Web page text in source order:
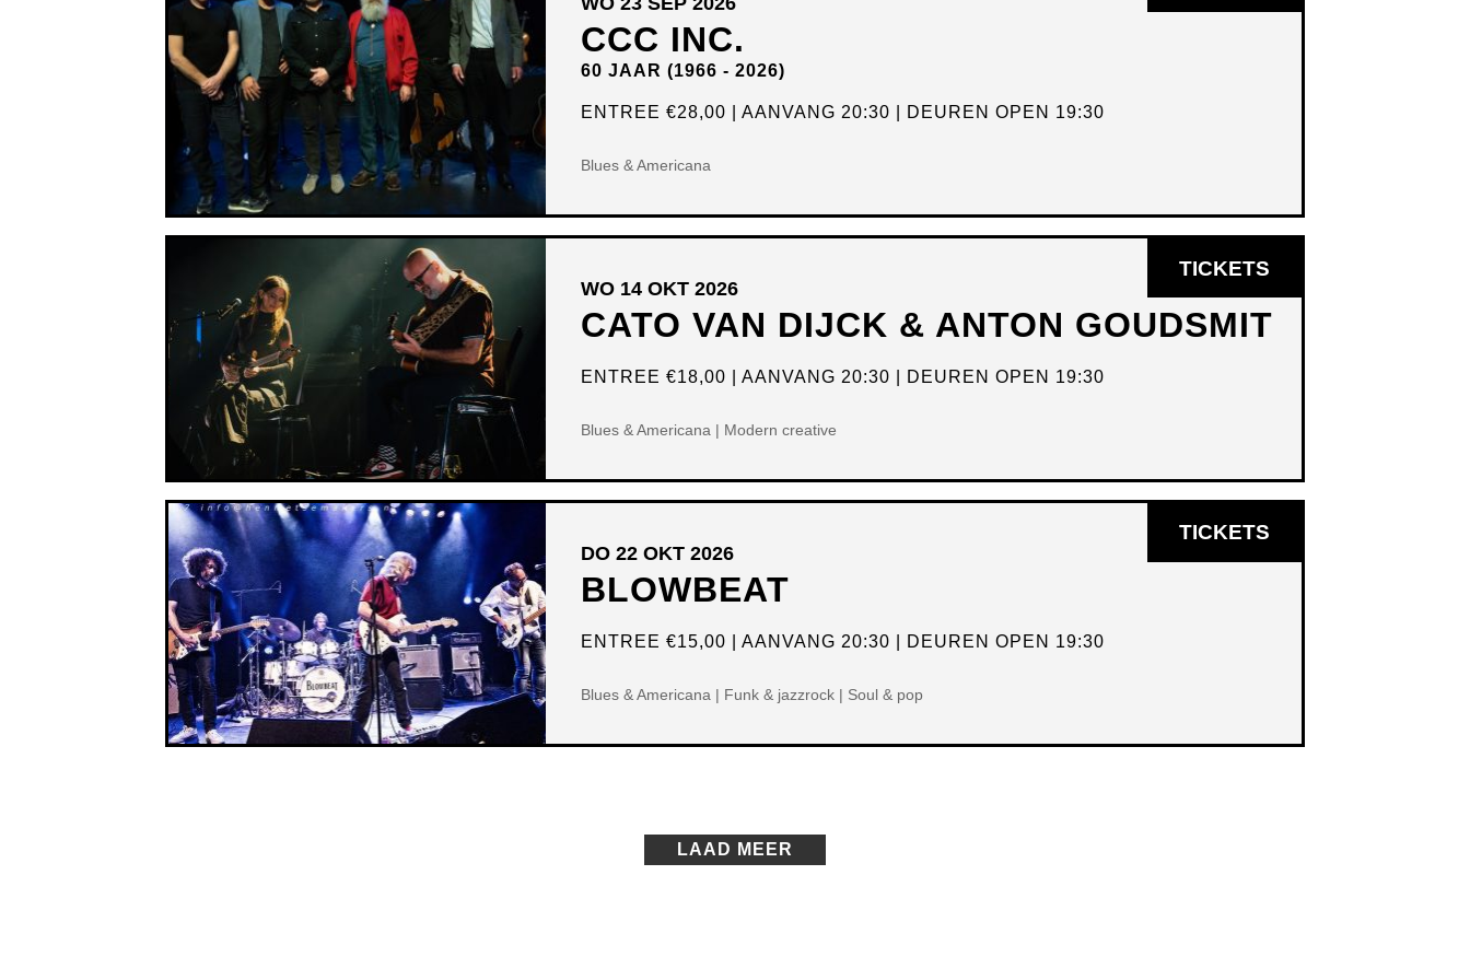
CCC INC.
60 JAAR (1966 - 2026)
ENTREE€28,00 AANVANG 20:30 DEUREN OPEN 19:30
Blues & Americana
IN
CATO VAN DIJCK & ANTON GOUDSMIT
WO 14 OKT 2026
ENTREE€18,00 AANVANG 20:30 DEUREN OPEN 19:30
Blues & Americana | Modern creative
TICKETS
IN
BLOWBEAT
DO 22 OKT 2026
ENTREE€15,00 AANVANG 20:30 DEUREN OPEN 19:30
Blues & Americana | Funk & jazzrock | Soul & pop
TICKETS
IN
LAAD MEER